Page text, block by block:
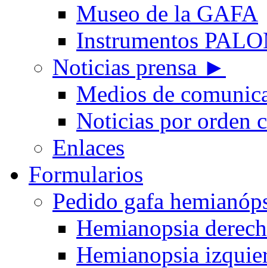
Museo de la GAFA
Instrumentos
Noticias prensa ►
Medios de
Noticias por orden
Enlaces
Formularios
Pedido gafa
Hemianopsia
Hemianopsia